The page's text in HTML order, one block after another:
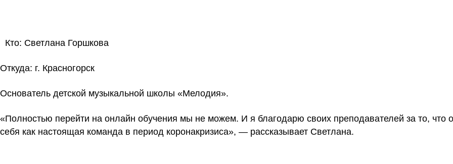
Кто: Светлана Горшкова
Откуда: г. Красногорск
Основатель детской музыкальной школы «Мелодия».
«Полностью перейти на онлайн обучения мы не можем. И я благодарю своих преподавателей за то, что
себя как настоящая команда в период коронакризиса», — рассказывает Светлана.